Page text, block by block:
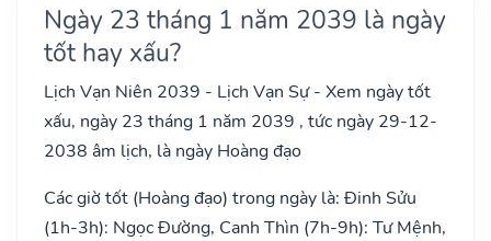
Ngày 23 tháng 1 năm 2039 là ngày
tốt hay xấu?
Lịch Vạn Niên 2039 - Lịch Vạn Sự - Xem ngày tốt
xấu, ngày 23 tháng 1 năm 2039 , tức ngày 29-12-
2038 âm lịch, là ngày Hoàng đạo
Các giờ tốt (Hoàng đạo) trong ngày là: Đinh Sửu
(1h-3h): Ngọc Đường, Canh Thìn (7h-9h): Tư Mệnh,